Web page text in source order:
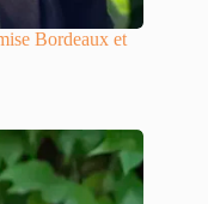
Bordeaux et